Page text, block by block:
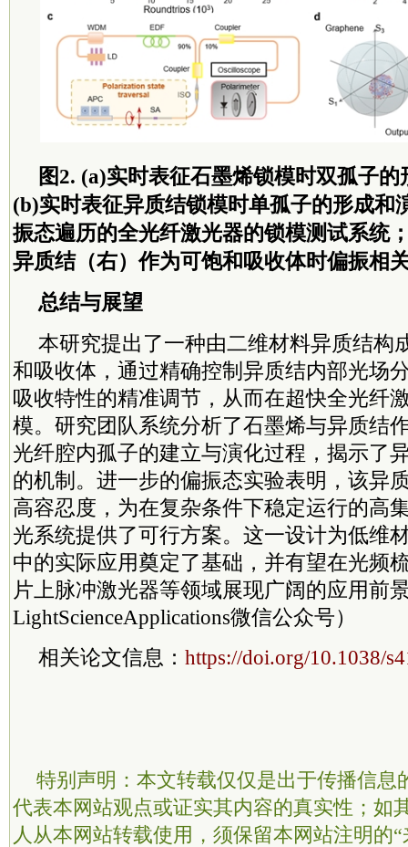
图2. (a)实时表征石墨烯锁模时双孤子
(b)实时表征异质结锁模时单孤子的形成和
振态遍历的全光纤激光器的锁模测试系统
异质结（右）作为可饱和吸收体时偏振相
总结与展望
本研究提出了一种由二维材料异质结构
和吸收体，通过精确控制异质结内部光场
吸收特性的精准调节，从而在超快全光纤
模。研究团队系统分析了石墨烯与异质结
光纤腔内孤子的建立与演化过程，揭示了
的机制。进一步的偏振态实验表明，该异
高容忍度，为在复杂条件下稳定运行的高
光系统提供了可行方案。这一设计为低维
中的实际应用奠定了基础，并有望在光频
片上脉冲激光器等领域展现广阔的应用前
LightScienceApplications微信公众号）
相关论文信息： https://doi.org/10.1038/
特别声明：本文转载仅仅是出于传播信息
代表本网站观点或证实其内容的真实性；如
人从本网站转载使用，须保留本网站注明的